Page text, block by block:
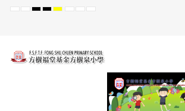
Default
NightHighHighHighSetSetSet